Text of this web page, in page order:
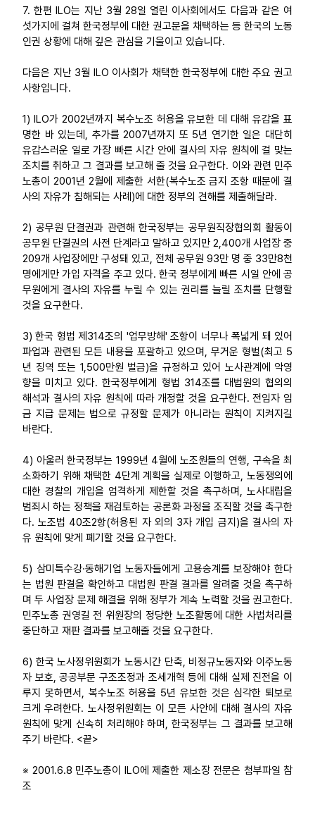
7. 한편 ILO는 지난 3월 28일 열린 이사회에서도 다음과 같은 여
섯가지에 걸쳐 한국정부에 대한 권고문을 채택하는 등 한국의 노동
인권 상황에 대해 깊은 관심을 기울이고 있습니다.
다음은 지난 3월 ILO 이사회가 채택한 한국정부에 대한 주요 권고
사항입니다.
1) ILO가 2002년까지 복수노조 허용을 유보한 데 대해 유감을 표
명한 바 있는데, 추가를 2007년까지 또 5년 연기한 일은 대단히
유감스러운 일로 가장 빠른 시간 안에 결사의 자유 원칙에 걸 맞는
조치를 취하고 그 결과를 보고해 줄 것을 요구한다. 이와 관련 민주
노총이 2001년 2월에 제출한 서한(복수노조 금지 조항 때문에 결
사의 자유가 침해되는 사례)에 대한 정부의 견해를 제출해달라.
2) 공무원 단결권과 관련해 한국정부는 공무원직장협의회 활동이
공무원 단결권의 사전 단계라고 말하고 있지만 2,400개 사업장 중
209개 사업장에만 구성돼 있고, 전체 공무원 93만 명 중 33만8천
명에게만 가입 자격을 주고 있다. 한국 정부에게 빠른 시일 안에 공
무원에게 결사의 자유를 누릴 수 있는 권리를 늘릴 조치를 단행할
것을 요구한다.
3) 한국 형법 제314조의 '업무방해' 조항이 너무나 폭넓게 돼 있어
파업과 관련된 모든 내용을 포괄하고 있으며, 무거운 형벌(최고 5
년 징역 또는 1,500만원 벌금)을 규정하고 있어 노사관계에 악영
향을 미치고 있다. 한국정부에게 형법 314조를 대법원의 협의의
해석과 결사의 자유 원칙에 따라 개정할 것을 요구한다. 전임자 임
금 지급 문제는 법으로 규정할 문제가 아니라는 원칙이 지켜지길
바란다.
4) 아울러 한국정부는 1999년 4월에 노조원들의 연행, 구속을 최
소화하기 위해 채택한 4단계 계획을 실제로 이행하고, 노동쟁의에
대한 경찰의 개입을 엄격하게 제한할 것을 촉구하며, 노사대립을
범죄시 하는 정책을 재검토하는 공론화 과정을 조직할 것을 촉구한
다. 노조법 40조2항(허용된 자 외의 3자 개입 금지)을 결사의 자
유 원칙에 맞게 폐기할 것을 요구한다.
5) 삼미특수강·동해기업 노동자들에게 고용승계를 보장해야 한다
는 법원 판결을 확인하고 대법원 판결 결과를 알려줄 것을 촉구하
며 두 사업장 문제 해결을 위해 정부가 계속 노력할 것을 권고한다.
민주노총 권영길 전 위원장의 정당한 노조활동에 대한 사법처리를
중단하고 재판 결과를 보고해줄 것을 요구한다.
6) 한국 노사정위원회가 노동시간 단축, 비정규노동자와 이주노동
자 보호, 공공부문 구조조정과 조세개혁 등에 대해 실제 진전을 이
루지 못하면서, 복수노조 허용을 5년 유보한 것은 심각한 퇴보로
크게 우려한다. 노사정위원회는 이 모든 사안에 대해 결사의 자유
원칙에 맞게 신속히 처리해야 하며, 한국정부는 그 결과를 보고해
주기 바란다. <끝>
※ 2001.6.8 민주노총이 ILO에 제출한 제소장 전문은 첨부파일 참
조